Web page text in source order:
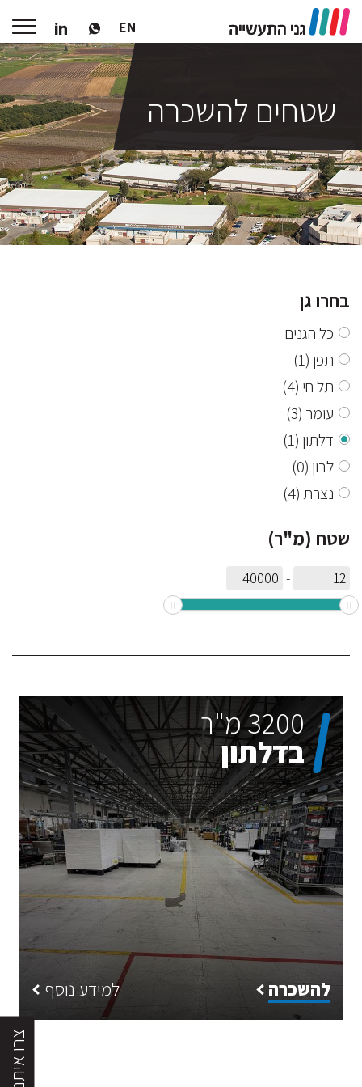
EN
שטחים להשכרה
בחרו גן
כל הגנים
תפן (1)
תל חי (4)
עומר (3)
דלתון (1)
לבון (0)
נצרת(4)
שטח (מ"ר)
-
3200 מ"ר
בדלתון
להשכרה למידע נוסף